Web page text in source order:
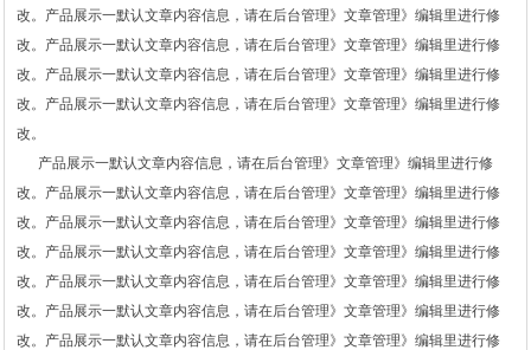
改。产品展示一默认文章内容信息，请在后台管理》文章管理》编辑里进行修
改。产品展示一默认文章内容信息，请在后台管理》文章管理》编辑里进行修
改。产品展示一默认文章内容信息，请在后台管理》文章管理》编辑里进行修
改。产品展示一默认文章内容信息，请在后台管理》文章管理》编辑里进行修
改。
产品展示一默认文章内容信息，请在后台管理》文章管理》编辑里进行修
改。产品展示一默认文章内容信息，请在后台管理》文章管理》编辑里进行修
改。产品展示一默认文章内容信息，请在后台管理》文章管理》编辑里进行修
改。产品展示一默认文章内容信息，请在后台管理》文章管理》编辑里进行修
改。产品展示一默认文章内容信息，请在后台管理》文章管理》编辑里进行修
改。产品展示一默认文章内容信息，请在后台管理》文章管理》编辑里进行修
改。产品展示一默认文章内容信息，请在后台管理》文章管理》编辑里进行修